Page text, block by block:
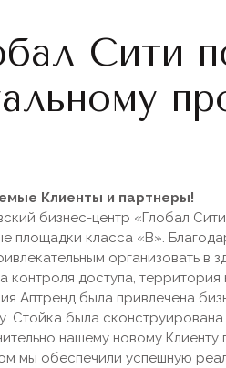
Сити
Клиенты и партнеры!
бизнес-центр «Глобал
площадки класса «В».
организовать в
контроля доступа, территория
Аптренд была привлечена
Стойка была
нашему новому
мы обеспечили успешную